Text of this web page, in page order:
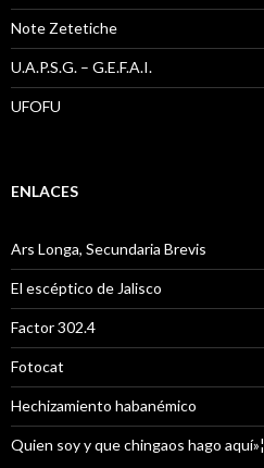
Note Zetetiche
U.A.P.S.G. – G.E.F.A.I.
UFOFU
ENLACES
Ars Longa, Secundaria Brevis
El escéptico de Jalisco
Factor 302.4
Fotocat
Hechizamiento habanémico
Quien soy y que chingaos hago aquí»¦